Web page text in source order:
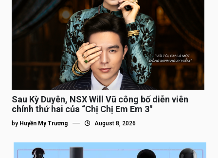
Sau Kỳ Duyên, NSX Will Vũ công bố diễn viên
chính thứ hai của “Chị Chị Em Em 3″
by Huyền My Trương August 8, 2026